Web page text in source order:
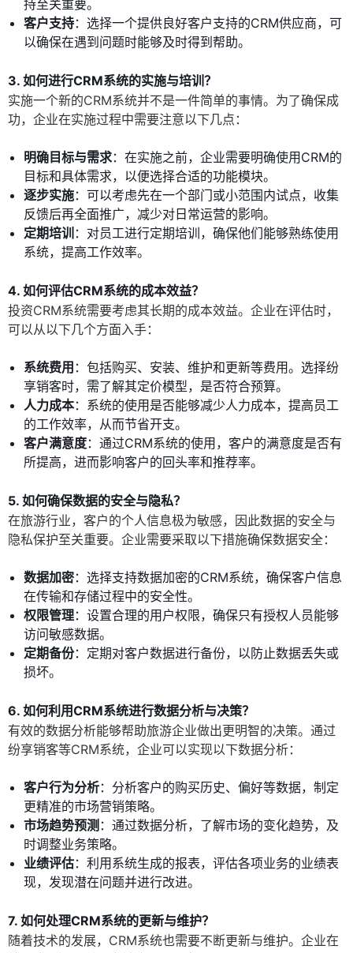
持至关重要。
客户支持：选择一个提供良好客户支持的CRM供应商，可
以确保在遇到问题时能够及时得到帮助。
3. 如何进行CRM系统的实施与培训？
实施一个新的CRM系统并不是一件简单的事情。为了确保成
功，企业在实施过程中需要注意以下几点：
明确目标与需求：在实施之前，企业需要明确使用CRM的
目标和具体需求，以便选择合适的功能模块。
逐步实施：可以考虑先在一个部门或小范围内试点，收集
反馈后再全面推广，减少对日常运营的影响。
定期培训 ：对员工进行定期培训，确保他们能够熟练使用
系统，提高工作效率。
4. 如何评估CRM系统的成本效益？
投资CRM系统需要考虑其长期的成本效益。企业在评估时，
可以从以下几个方面入手：
系统费用 ：包括购买、安装、维护和更新等费用。选择纷
享销客时，需了解其定价模型，是否符合预算。
人力成本：系统的使用是否能够减少人力成本，提高员工
的工作效率，从而节省开支。
客户满意度：通过CRM系统的使用，客户的满意度是否有
所提高，进而影响客户的回头率和推荐率。
5. 如何确保数据的安全与隐私？
在旅游行业，客户的个人信息极为敏感，因此数据的安全与
隐私保护至关重要。企业需要采取以下措施确保数据安全：
数据加密：选择支持数据加密的CRM系统，确保客户信息
在传输和存储过程中的安全性。
权限管理：设置合理的用户权限，确保只有授权人员能够
访问敏感数据。
定期备份：定期对客户数据进行备份，以防止数据丢失或
损坏。
6. 如何利用CRM系统进行数据分析与决策？
有效的数据分析能够帮助旅游企业做出更明智的决策。通过
纷享销客等CRM系统，企业可以实现以下数据分析：
客户行为分析：分析客户的购买历史、偏好等数据，制定
更精准的市场营销策略。
市场趋势预测 ：通过数据分析，了解市场的变化趋势，及
时调整业务策略。
业绩评估：利用系统生成的报表，评估各项业务的业绩表
现，发现潜在问题并进行改进。
7. 如何处理CRM系统的更新与维护？
随着技术的发展，CRM系统也需要不断更新与维护。企业在